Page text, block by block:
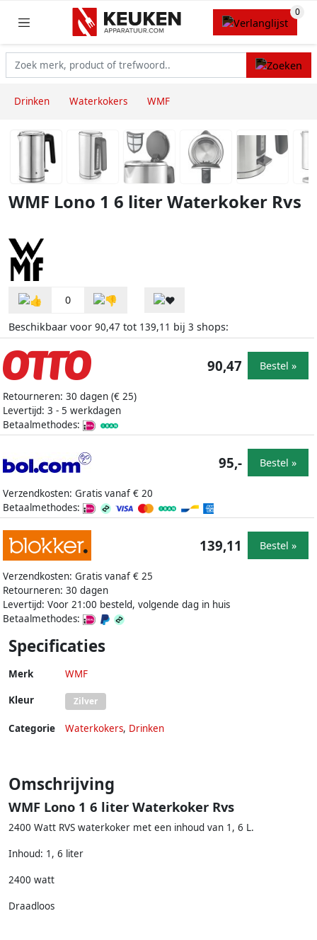
Drinken Waterkokers WMF
WMF Lono 1 6 liter Waterkoker Rvs
0
Beschikbaar voor 90,47 tot 139,11 bij 3 shops:
Retourneren: 30 dagen (€ 25)
Levertijd: 3 - 5 werkdagen
Betaalmethodes:
90,47 Bestel »
Verzendkosten: Gratis vanaf € 20
Betaalmethodes:
95,- Bestel »
Verzendkosten: Gratis vanaf € 25
Retourneren: 30 dagen
Levertijd: Voor 21:00 besteld, volgende dag in huis
Betaalmethodes:
139,11 Bestel »
Specificaties
Merk WMF
Kleur Zilver
Categorie Waterkokers, Drinken
Omschrijving
WMF Lono 1 6 liter Waterkoker Rvs
2400 Watt RVS waterkoker met een inhoud van 1, 6 L.
Inhoud: 1, 6 liter
2400 watt
Draadloos